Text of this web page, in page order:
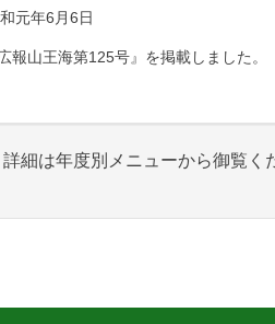
元年6月6日
報山王海第125号』を掲載しました。
詳細は年度別メニューから御覧く